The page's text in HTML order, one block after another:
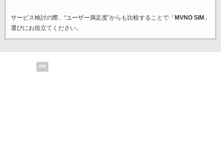
サービス検討の際、“ユーザー満足度”からも比較することで「 MVNO SIM 」
選びにお役立てください。
PR